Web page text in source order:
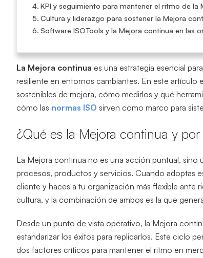
KPI y seguimiento para mantener el ritmo de la
Cultura y liderazgo para sostener la Mejora
Software ISOTools y la Mejora continua en las
La Mejora continua es una estrategia esencial
resiliente en entornos cambiantes. En este
sostenibles de mejora, cómo medirlos y qué
cómo las normas ISO sirven como marco para
¿Qué es la Mejora continua y
La Mejora continua no es una acción puntual, sino
procesos, productos y servicios. Cuando adoptas
cliente y haces a tu organización más flexible ante
cultura, y la combinación de ambos es la que
Desde un punto de vista operativo, la Mejora
estandarizar los éxitos para replicarlos. Este ciclo
dos factores críticos para mantener el ritmo en